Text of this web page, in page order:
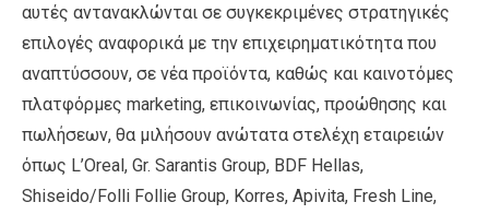
αυτές αντανακλώνται σε συγκεκριμένες στρατηγικές
επιλογές αναφορικά με την επιχειρηματικότητα που
αναπτύσσουν, σε νέα προϊόντα, καθώς και καινοτόμες
πλατφόρμες marketing, επικοινωνίας, προώθησης και
πωλήσεων, θα μιλήσουν ανώτατα στελέχη εταιρειών
όπως L’Oreal, Gr. Sarantis Group, BDF Hellas,
Shiseido/Folli Follie Group, Korres, Apivita, Fresh Line,